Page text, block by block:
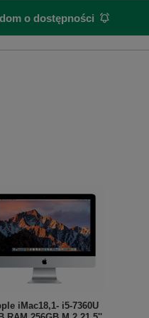
o dostępności
iMac18,1- i5-7360U